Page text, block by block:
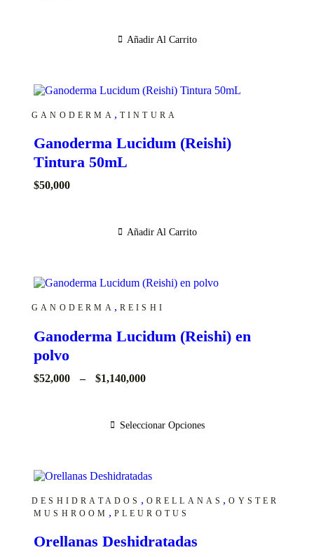
Añadir Al Carrito
GANODERMA , TINTURA
Ganoderma Lucidum (Reishi)
Tintura 50mL
$50,000
Añadir Al Carrito
GANODERMA , REISHI
Ganoderma Lucidum (Reishi) en
polvo
$52,000 – $1,140,000Price
through
$1,140,000
Seleccionar Opciones
DESHIDRATADOS , ORELLANAS ,OYSTER
MUSHROOM , PLEUROTUS
Orellanas Deshidratadas